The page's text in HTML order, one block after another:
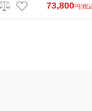
73,800 円(税込)